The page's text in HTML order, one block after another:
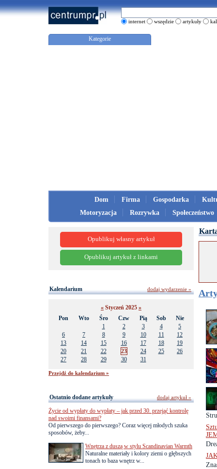
internet wszędzie artykuły
Kategorie
Dom Firma Gospodarka
Motoryzacja
Rozrywka Społeczeństwo
Opublikuj własny artykuł
Opublikuj artykuł z linkami
Kalendarium
« Styczeń 2025 »
Pon
Wto Śro Czw Pią Sob
Nie
1
2 3 4
5
6
7 8 9 10 11
12
13
14 15 16 17 18
19
20
21 22 23 24 25
26
27
28 29 30 31
Przejdź do kalendarium »
dodaj wydarzenie »
Ostatnio dodane artykuły
Życie od wypłaty do wypłaty – jak przed 30. przejąć kontrolę
nad swoimi finansami?
Od pierwszego do pierwszego? Coraz więcej młodych szuka
sposobów, żeby...
Wnętrza z duszą w stylu Scandinavian Warmth
Naturalne materiały i kolory ziemi o głębszych
tonach to baza wnętrz w...
dodaj artykuł »